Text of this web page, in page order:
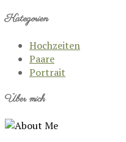
Kategorien
Hochzeiten
Paare
Portrait
Über mich